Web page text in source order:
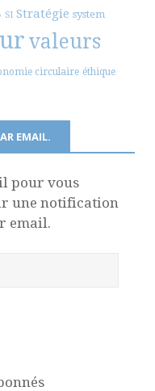
SI Stratégie system
valeurs
circulaire éthique
EMAIL.
pour vous
une notification
email.